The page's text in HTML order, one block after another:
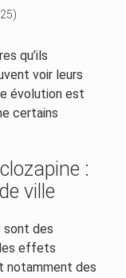
qu’ils
voir leurs
évolution est
certains
:
ville
sont des
effets
notamment des